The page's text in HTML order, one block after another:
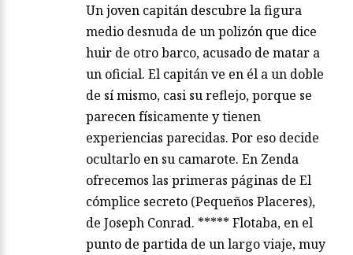
Un joven capitán descubre la figura
medio desnuda de un polizón que dice
huir de otro barco, acusado de matar a
un oficial. El capitán ve en él a un doble
de sí mismo, casi su reflejo, porque se
parecen físicamente y tienen
experiencias parecidas. Por eso decide
ocultarlo en su camarote. En Zenda
ofrecemos las primeras páginas de El
cómplice secreto (Pequeños Placeres),
de Joseph Conrad. ***** Flotaba, en el
punto de partida de un largo viaje, muy